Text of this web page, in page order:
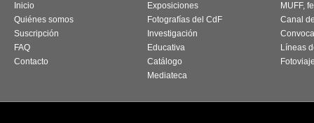
Inicio
Quiénes somos
Suscripción
FAQ
Contacto
Exposiciones
Fotografías del CdF
Investigación
Educativa
Catálogo
Mediateca
MUFF,
Canal
Líneas